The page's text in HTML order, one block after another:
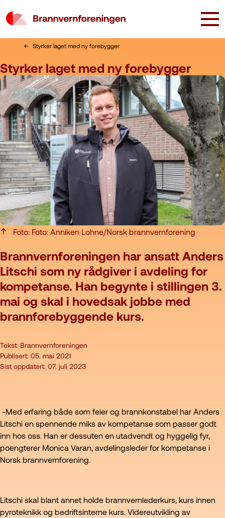
Styrker laget med ny forebygger
Foto: Foto: Anniken Lohne/Norsk brannvernforening
Styrker laget med ny forebygger
Brannvernforeningen har ansatt Anders
Litschi som ny rådgiver i avdeling for
kompetanse. Han begynte i stillingen 3.
mai og skal i hovedsak jobbe med
brannforebyggende kurs.
Tekst: Brannvernforeningen
Publisert: 05. mai 2021
Sist oppdatert: 07. juli 2023
-Med erfaring både som feier og brannkonstabel har Anders
Litschi en spennende miks av kompetanse som passer godt
inn hos oss. Han er dessuten en utadvendt og hyggelig fyr,
poengterer Monica Varan, avdelingsleder for kompetanse i
Norsk brannvernforening.
Litschi skal blant annet holde brannvernlederkurs, kurs innen
pyroteknikk og bedriftsinterne kurs. Videreutvikling av